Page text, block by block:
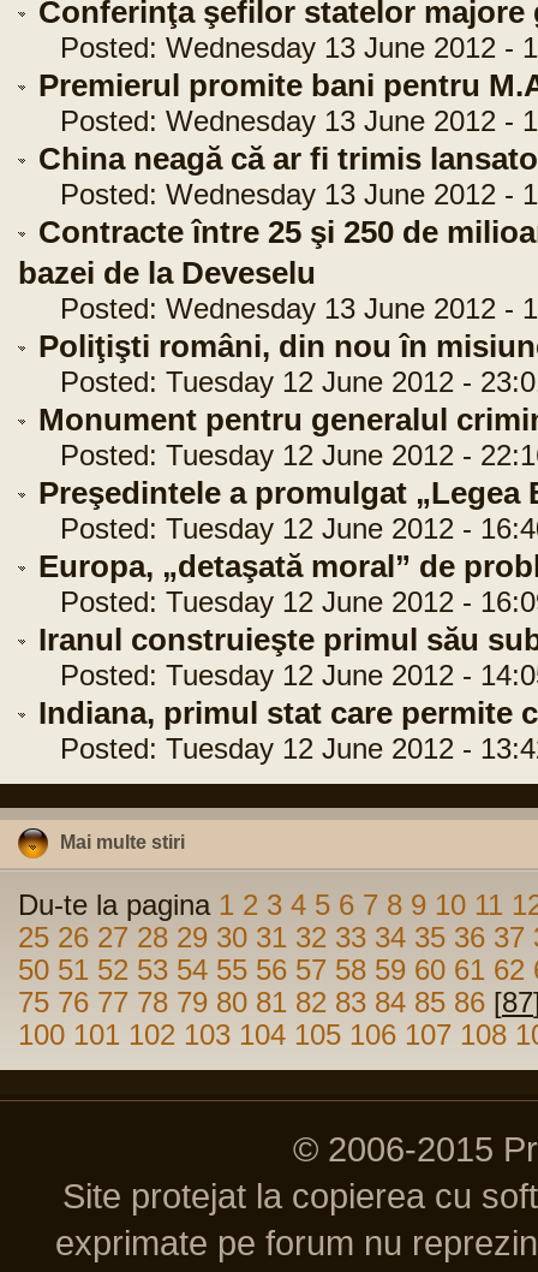
Conferinţa şefilor statelor majore
Posted: Wednesday 13 June 2012 -
Premierul promite bani pentru
Posted: Wednesday 13 June 2012 -
China neagă că ar fi trimis
Posted: Wednesday 13 June 2012 -
Contracte între 25 şi 250 de
bazei de la Deveselu
Posted: Wednesday 13 June 2012 -
Poliţişti români, din nou în
Posted: Tuesday 12 June 2012 -
Monument pentru generalul
Posted: Tuesday 12 June 2012 -
Preşedintele a promulgat „Legea
Posted: Tuesday 12 June 2012 -
Europa, „detaşată moral” de
Posted: Tuesday 12 June 2012 -
Iranul construieşte primul său
Posted: Tuesday 12 June 2012 -
Indiana, primul stat care permite
Posted: Tuesday 12 June 2012 -
Mai multe stiri
Du-te la pagina 1 2 3 4 5 6 7 8 9 10 11
25 26 27 28 29 30 31 32 33 34 35 36 37
50 51 52 53 54 55 56 57 58 59 60 61 62
75 76 77 78 79 80 81 82 83 84 85 86 [87
100 101 102 103 104 105 106 107 108
© 2006-2015
Site protejat la copierea cu
exprimate pe forum nu